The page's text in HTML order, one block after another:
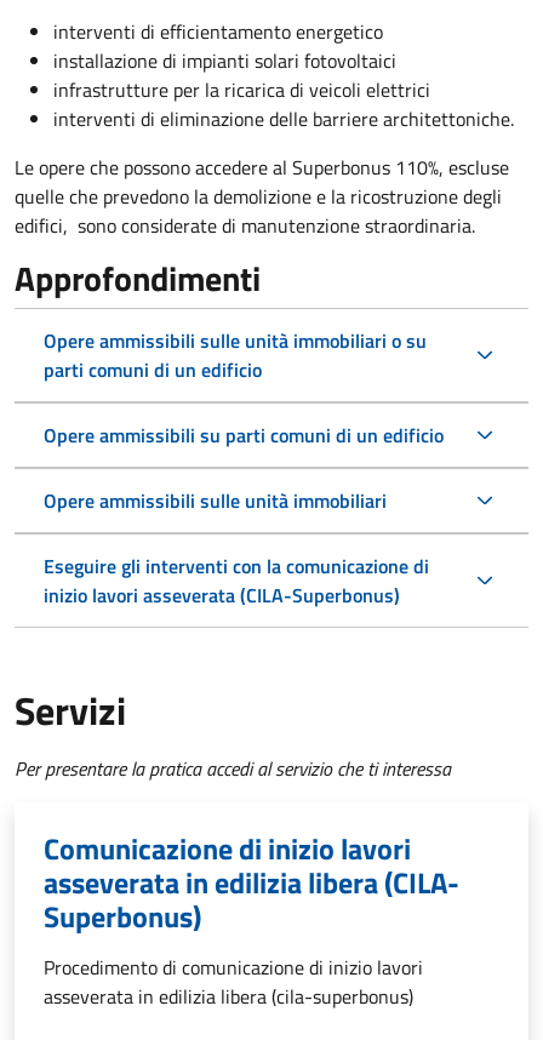
interventi di efficientamento energetico
installazione di impianti solari fotovoltaici
infrastrutture per la ricarica di veicoli elettrici
interventi di eliminazione delle barriere architettoniche.
Le opere che possono accedere al Superbonus 110%, escluse
quelle che prevedono la demolizione e la ricostruzione degli
edifici, sono considerate di manutenzione straordinaria.
Approfondimenti
Opere ammissibili sulle unità immobiliari o su
parti comuni di un edificio
Opere ammissibili su parti comuni di un edificio
Opere ammissibili sulle unità immobiliari
Eseguire gli interventi con la comunicazione di
inizio lavori asseverata (CILA-Superbonus)
Servizi
Per presentare la pratica accedi al servizio che ti interessa
Comunicazione di inizio lavori
asseverata in edilizia libera (CILA-
Superbonus)
Procedimento di comunicazione di inizio lavori
asseverata in edilizia libera (cila-superbonus)